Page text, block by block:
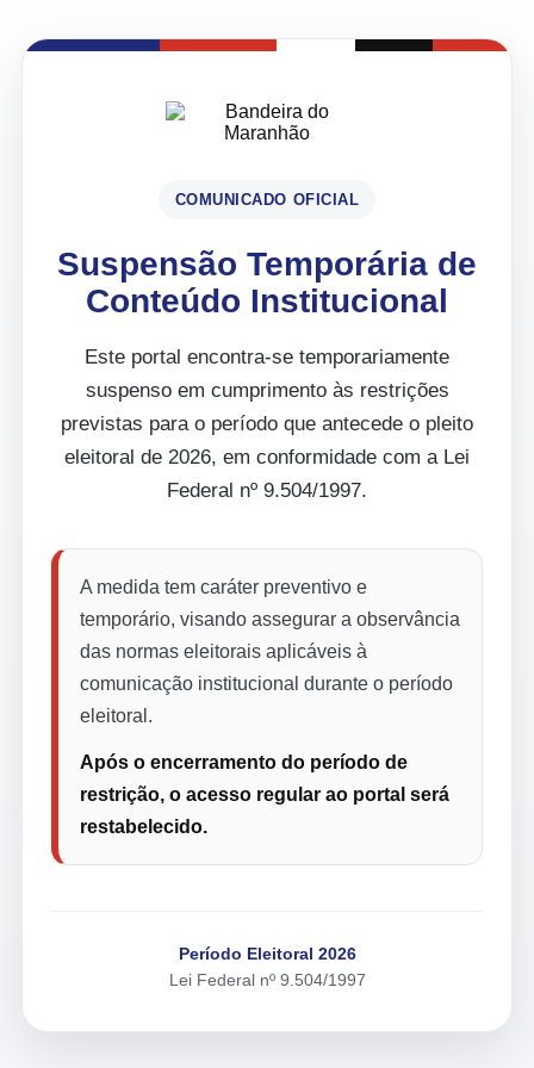
COMUNICADO OFICIAL
Suspensão Temporária de
Conteúdo Institucional
Este portal encontra-se temporariamente
suspenso em cumprimento às restrições
previstas para o período que antecede o pleito
eleitoral de 2026, em conformidade com a Lei
Federal nº 9.504/1997.
A medida tem caráter preventivo e
temporário, visando assegurar a observância
das normas eleitorais aplicáveis à
comunicação institucional durante o período
eleitoral.
Após o encerramento do período de
restrição, o acesso regular ao portal será
restabelecido.
Período Eleitoral 2026
Lei Federal nº 9.504/1997